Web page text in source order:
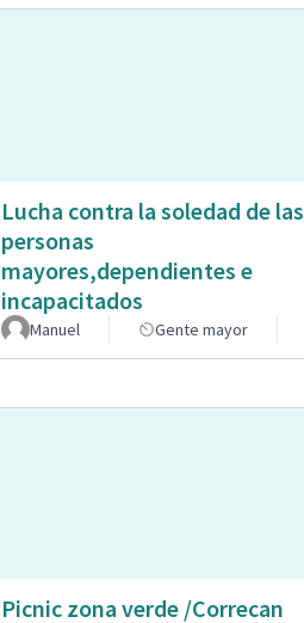
Lucha contra la soledad de las
personas
mayores,dependientes e
incapacitados
Manuel Gente mayor
Picnic zona verde /Correcan